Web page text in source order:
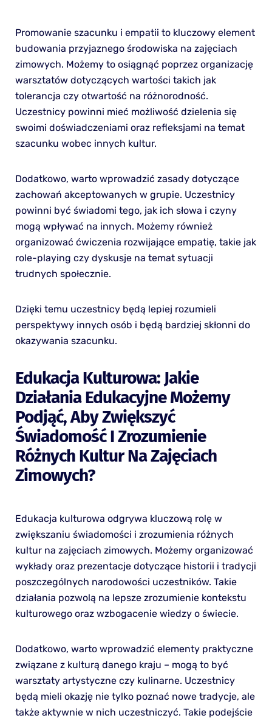
Promowanie szacunku i empatii to kluczowy element
budowania przyjaznego środowiska na zajęciach
zimowych. Możemy to osiągnąć poprzez organizację
warsztatów dotyczących wartości takich jak
tolerancja czy otwartość na różnorodność.
Uczestnicy powinni mieć możliwość dzielenia się
swoimi doświadczeniami oraz refleksjami na temat
szacunku wobec innych kultur.
Dodatkowo, warto wprowadzić zasady dotyczące
zachowań akceptowanych w grupie. Uczestnicy
powinni być świadomi tego, jak ich słowa i czyny
mogą wpływać na innych. Możemy również
organizować ćwiczenia rozwijające empatię, takie jak
role-playing czy dyskusje na temat sytuacji
trudnych społecznie.
Dzięki temu uczestnicy będą lepiej rozumieli
perspektywy innych osób i będą bardziej skłonni do
okazywania szacunku.
Edukacja Kulturowa: Jakie
Działania Edukacyjne Możemy
Podjąć, Aby Zwiększyć
Świadomość I Zrozumienie
Różnych Kultur Na Zajęciach
Zimowych?
Edukacja kulturowa odgrywa kluczową rolę w
zwiększaniu świadomości i zrozumienia różnych
kultur na zajęciach zimowych. Możemy organizować
wykłady oraz prezentacje dotyczące historii i tradycji
poszczególnych narodowości uczestników. Takie
działania pozwolą na lepsze zrozumienie kontekstu
kulturowego oraz wzbogacenie wiedzy o świecie.
Dodatkowo, warto wprowadzić elementy praktyczne
związane z kulturą danego kraju – mogą to być
warsztaty artystyczne czy kulinarne. Uczestnicy
będą mieli okazję nie tylko poznać nowe tradycje, ale
także aktywnie w nich uczestniczyć. Takie podejście